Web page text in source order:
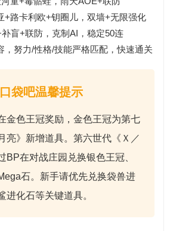
+路卡利欧+钥圈儿 ，双墙+无限强化
盲+联防 ，克制AI，稳定50连
努力/性格/技能严格匹配，快速通关
口袋吧温馨提示
金色王冠奖励，金色王冠为第七
亮》新增道具。第六世代《Ｘ／
BP在对战庄园兑换银色王冠
石。新手请优先兑换袋兽进
进化石等关键道具。